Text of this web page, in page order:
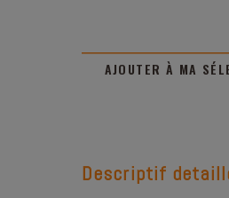
AJOUTER À MA
Descriptif